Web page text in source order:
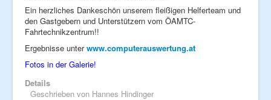
Ein herzliches Dankeschön unserem fleißigen Helferteam und
den Gastgebern und Unterstützern vom ÖAMTC-
Fahrtechnikzentrum!!
Ergebnisse unterwww.computerauswertung.at
Fotos in der Galerie!
Details
Geschrieben von Hannes Hindinger